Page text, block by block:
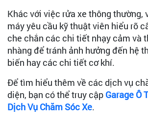
Khác với việc rửa xe thông thường,
máy yêu cầu kỹ thuật viên hiểu rõ
che chắn các chi tiết nhạy cảm và
nhàng để tránh ảnh hưởng đến hệ
biến hay các chi tiết cơ khí.
Để tìm hiểu thêm về các dịch vụ
diện, bạn có thể truy cập Garage Ô
Dịch Vụ Chăm Sóc Xe.